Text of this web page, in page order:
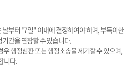
날부터 "7일" 이내에 결정하여야 하며, 부득이한
간을 연장할 수 있습니다.
우 행정심판 또는 행정소송을 제기할 수 있으며,
니다.